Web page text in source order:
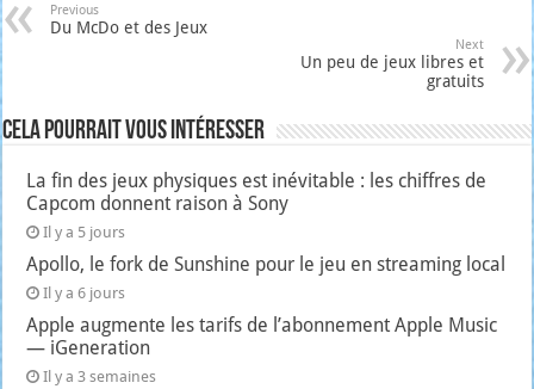
Previous
Du McDo et des Jeux
Next
Un peu de jeux libres et
gratuits
Cela pourrait vous intéresser
La fin des jeux physiques est inévitable : les chiffres de
Capcom donnent raison à Sony
Il y a 5 jours
Apollo, le fork de Sunshine pour le jeu en streaming local
Il y a 6 jours
Apple augmente les tarifs de l’abonnement Apple Music
— iGeneration
Il y a 3 semaines